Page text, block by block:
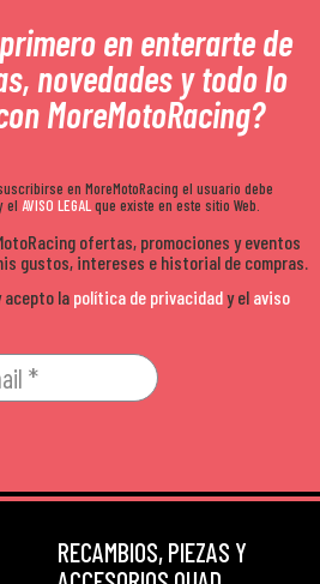
en enterarte de
novedades y todo lo
MoreMotoRacing?
en MoreMotoRacing el usuario debe
el AVISO LEGALque existe en este sitio Web.
ofertas, promociones y eventos
gustos, intereses e historial de compras.
acepto la política de privacidady el aviso
RECAMBIOS, PIEZAS Y